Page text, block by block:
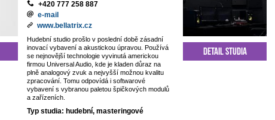
+420 777 258 887
e-mail
www.bellatrix.cz
Hudební studio prošlo v poslední době zásadní
inovací vybavení a akustickou úpravou. Používá
se nejnovější technologie vyvinutá americkou
firmou Universal Audio, kde je kladen důraz na
plně analogový zvuk a nejvyšší možnou kvalitu
zpracování. Tomu odpovídá i softwarové
vybavení s vybranou paletou špičkových modulů
a zařízeních.
Typ studia: hudební, masteringové
Detail studia